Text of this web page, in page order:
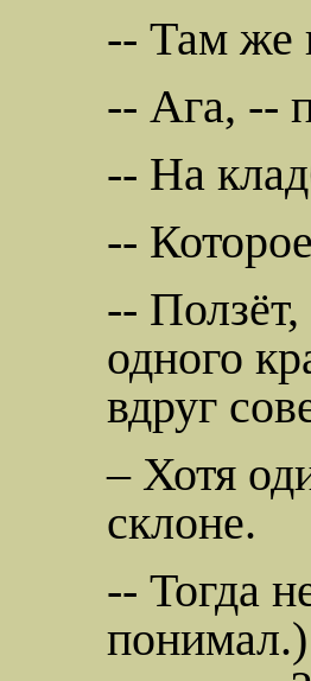
-- Там же
-- Ага, --
-- На
--
--
одного
вдруг
– Хотя
склоне.
-- Тогда
понимал.)